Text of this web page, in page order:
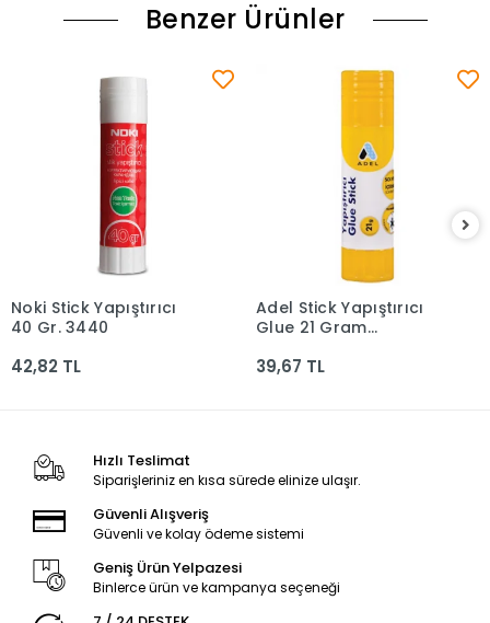
Benzer Ürünler
Sepete Ekle
Noki Stick Yapıştırıcı
40 Gr. 3440
42,82 TL
Sepete Ekle
Adel Stick Yapıştırıcı
Glue 21 Gram
39,67 TL
Hızlı Teslimat
Siparişleriniz en kısa sürede elinize ulaşır.
Güvenli Alışveriş
Güvenli ve kolay ödeme sistemi
Geniş Ürün Yelpazesi
Binlerce ürün ve kampanya seçeneği